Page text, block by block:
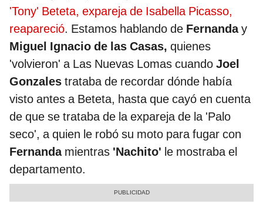
'Tony' Beteta, expareja de Isabella Picasso,
reapareció. Estamos hablando de Fernanday
Miguel Ignacio de las Casas, quienes
'volvieron' a Las Nuevas Lomas cuando Joel
Gonzales trataba de recordar dónde había
visto antes a Beteta, hasta que cayó en cuenta
de que se trataba de la expareja de la 'Palo
seco', a quien le robó su moto para fugar con
Fernandamientras 'Nachito' le mostraba el
departamento.